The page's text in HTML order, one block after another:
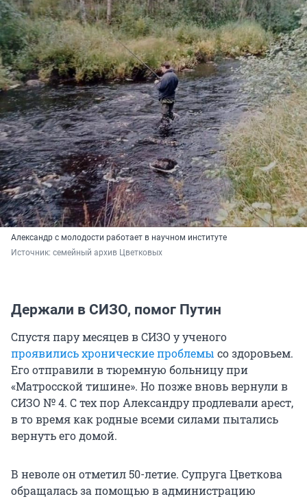
Александр с молодости работает в научном институте
Источник: семейный архив Цветковых
Держали в СИЗО, помог Путин
Спустя пару месяцев в СИЗО у ученого
проявились хронические проблемы со здоровьем.
Его отправили в тюремную больницу при
«Матросской тишине». Но позже вновь вернули в
СИЗО № 4. С тех пор Александру продлевали арест,
в то время как родные всеми силами пытались
вернуть его домой.
В неволе он отметил 50-летие. Супруга Цветкова
обращалась за помощью в администрацию